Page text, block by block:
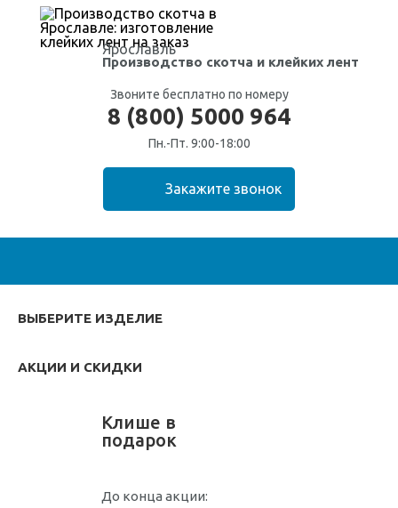
Ярославль
Производство скотча и клейких лент
Звоните бесплатно по номеру
8 (800) 5000 964
Пн.-Пт. 9:00-18:00
ВЫБЕРИТЕ ИЗДЕЛИЕ
АКЦИИ И СКИДКИ
Клише в
подарок
До конца акции: